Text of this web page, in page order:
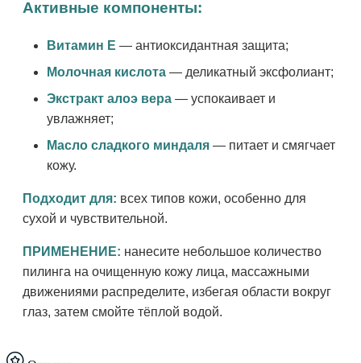
Активные компоненты:
Витамин Е — антиоксидантная защита;
Молочная кислота — деликатный эксфолиант;
Экстракт алоэ вера — успокаивает и
увлажняет;
Масло сладкого миндаля — питает и смягчает
кожу.
Подходит для: всех типов кожи, особенно для
сухой и чувствительной.
ПРИМЕНЕНИЕ: нанесите небольшое количество
пилинга на очищенную кожу лица, массажными
движениями распределите, избегая области вокруг
глаз, затем смойте тёплой водой.